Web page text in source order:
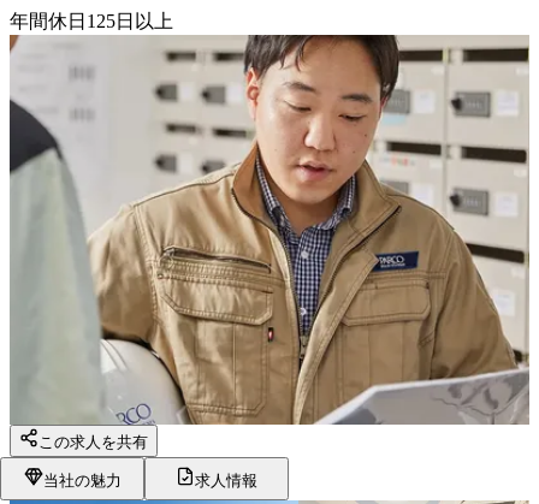
年間休日125日以上
この求人を共有
当社の魅力 求人情報